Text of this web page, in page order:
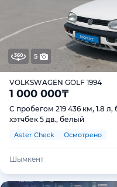
5
VOLKSWAGEN GOLF 1994
1 000 000₸
С пробегом 219 436 км, 1.8
хэтчбек 5 дв., белый
Aster Check Осмотрено
Шымкент